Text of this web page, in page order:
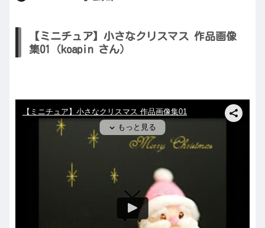
【ミニチュア】小さなクリスマス 作品画像
集01（koapin さん）